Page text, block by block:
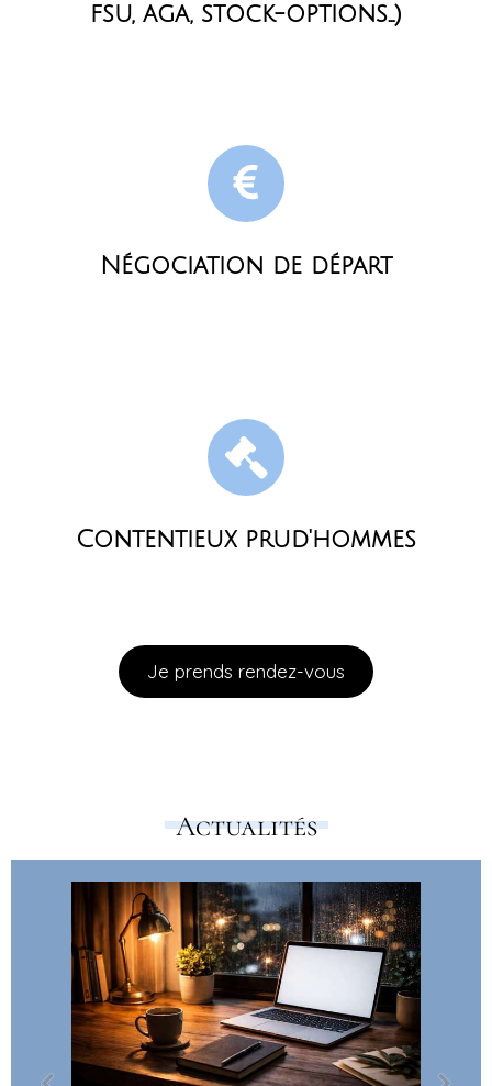
fsu, aga, stock-options...)
Négociation de départ
Contentieux prud'hommes
Je prends rendez-vous
Actualités